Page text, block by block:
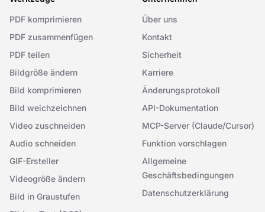
PDF komprimieren
PDF zusammenfügen
PDF teilen
Bildgröße ändern
Bild komprimieren
Bild weichzeichnen
Video zuschneiden
Audio schneiden
GIF-Ersteller
Videogröße ändern
Bild in Graustufen
Über uns
Kontakt
Sicherheit
Karriere
Änderungsprotokoll
API-Dokumentation
MCP-Server (Claude/Cursor)
Funktion vorschlagen
Allgemeine
Geschäftsbedingungen
Datenschutzerklärung